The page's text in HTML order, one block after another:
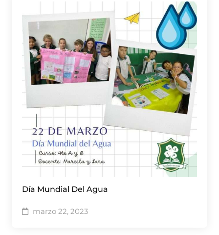
Día Mundial Del Agua
marzo 22, 2023